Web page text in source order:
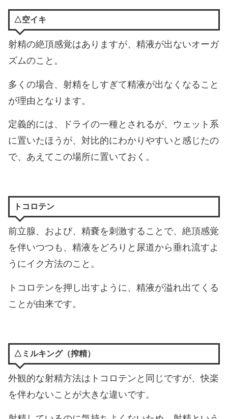
△空イキ
射精の絶頂感覚はありますが、精液が出ないオーガ
ズムのこと。
多くの場合、射精をしすぎて精液が出なくなること
が理由となります。
定義的には、ドライの一種とされるが、ウェット系
に置いたほうが、対比的にわかりやすいと感じたの
で、あえてこの場所に置いておく。
トコロテン
前立腺、および、精嚢を刺激することで、絶頂感覚
を伴いつつも、精液をどろりと尿道から垂れ流すよ
うにイク方法のこと。
トコロテンを押し出すように、精液が溢れ出てくる
ことが由来です。
△ミルキング（搾精）
外観的な射精方法はトコロテンと同じですが、快楽
を伴わないことが大きな違いです。